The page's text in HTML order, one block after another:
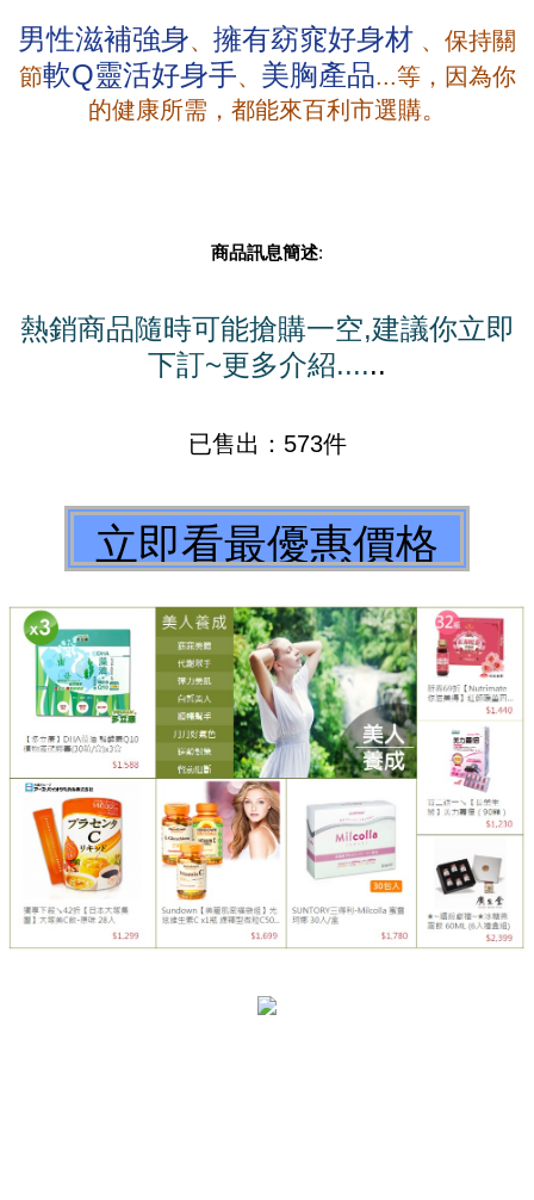
男性滋補強身、 擁有窈窕好身材 、保持關
節軟Q靈活好身手、 美胸產品...等，因為你
的健康所需，都能來百利市選購。
商品訊息簡述:
熱銷商品隨時可能搶購一空,建議你立即
下訂~更多介紹......
已售出：573件